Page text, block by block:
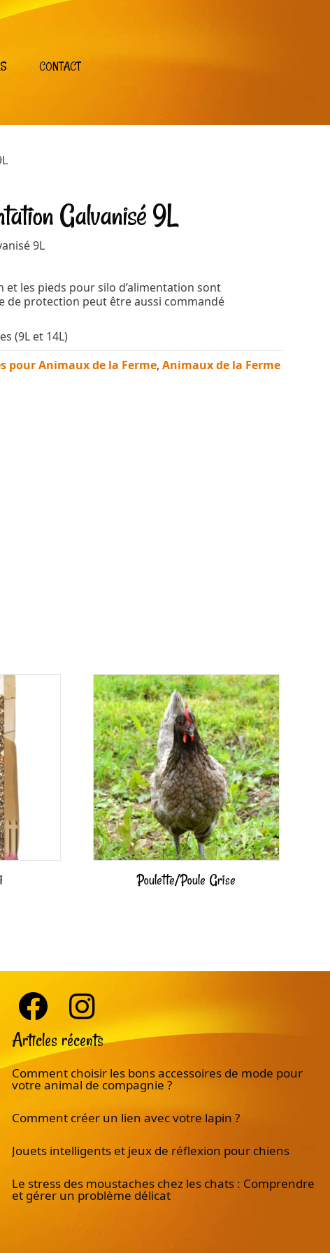
CONTACT
Galvanisé 9L
9L
et les pieds pour silo d’alimentation sont
de protection peut être aussi commandé
(9L et 14L)
pour Animaux de la Ferme,Animaux de la Ferme
Poulette/Poule Grise
Articles récents
Comment choisir les bons accessoires de mode pour
votre animal de compagnie ?
Comment créer un lien avec votre lapin ?
Jouets intelligents et jeux de réflexion pour chiens
Le stress des moustaches chez les chats : Comprendre
et gérer un problème délicat